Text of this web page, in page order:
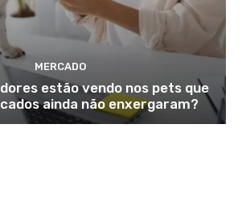
MERCADO
estão vendo nos pets que
ainda não enxergaram?